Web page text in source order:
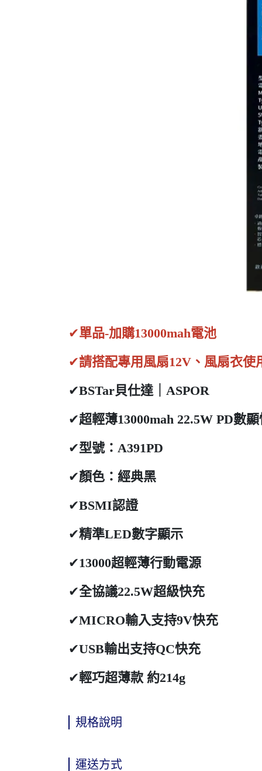
✔單品-加購13000mah電池
✔請搭配專用風扇12V、風扇衣使
✔BSTar貝仕達｜ASPOR
✔超輕薄13000mah 22.5W PD數
✔型號：A391PD
✔顏色：經典黑
✔BSMI認證
✔精準LED數字顯示
✔13000超輕薄行動電源
✔全協議22.5W超級快充
✔MICRO輸入支持9V快充
✔USB輸出支持QC快充
✔輕巧超薄款 約214g
規格說明
運送方式